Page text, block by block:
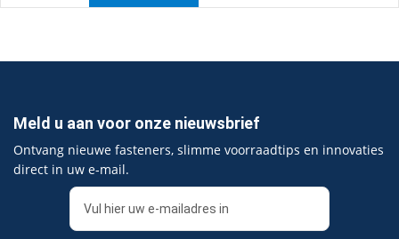
Meld u aan voor onze nieuwsbrief
Ontvang nieuwe fasteners, slimme voorraadtips en innovaties
direct in uw e‑mail.